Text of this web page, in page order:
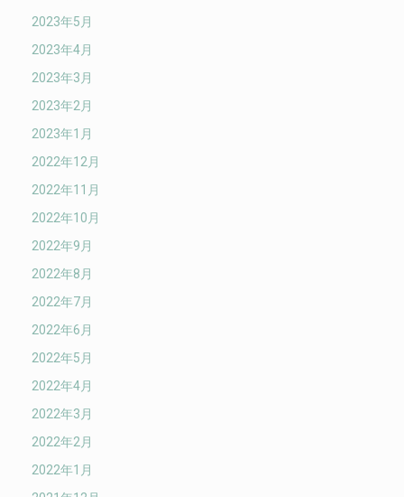
2023年5月
2023年4月
2023年3月
2023年2月
2023年1月
2022年12月
2022年11月
2022年10月
2022年9月
2022年8月
2022年7月
2022年6月
2022年5月
2022年4月
2022年3月
2022年2月
2022年1月